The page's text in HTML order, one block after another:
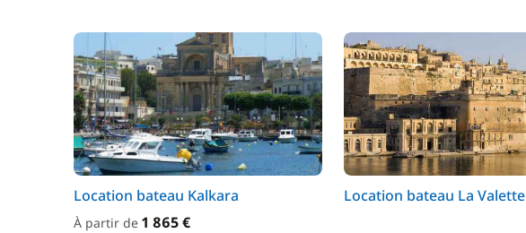
Location bateau Kalkara
À partir de 1 865 €
Location bateau La Valette